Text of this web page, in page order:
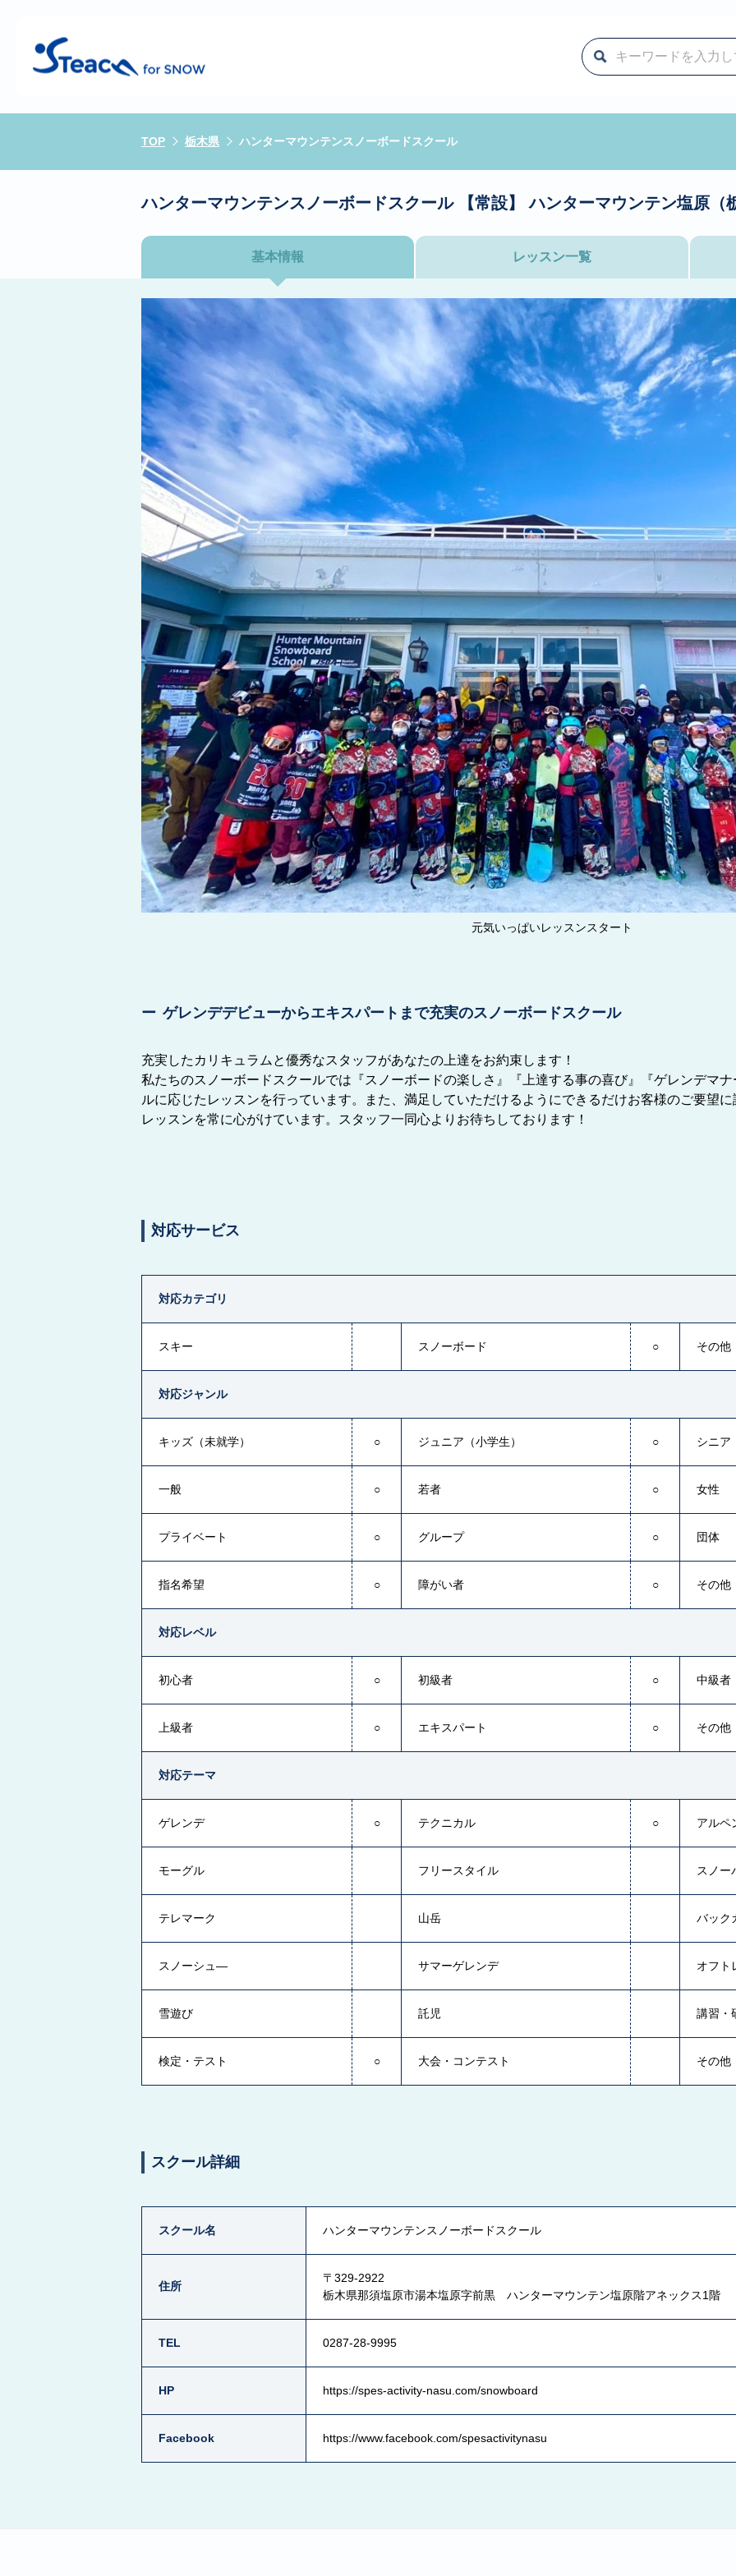
TOP 栃木県 ハンターマウンテンスノーボードスクール
ハンターマウンテンスノーボードスクール 【常設】ハンターマウンテン塩原（
基本情報 レッスン一覧
元気いっぱいレッスンスタート
ゲレンデデビューからエキスパートまで充実のスノーボードスクール
充実したカリキュラムと優秀なスタッフがあなたの上達をお約束します！
私たちのスノーボードスクールでは『スノーボードの楽しさ』『上達する事の喜び』『ゲレンデマ
ルに応じたレッスンを行っています。また、満足していただけるようにできるだけお客様のご要望
レッスンを常に心がけています。スタッフ一同心よりお待ちしております！
対応サービス
対応カテゴリ
スキー スノーボード ○ その他
対応ジャンル
キッズ（未就学） ○ ジュニア（小学生） ○ シニア
一般 ○ 若者 ○ 女性
プライベート ○ グループ ○ 団体
指名希望 ○ 障がい者 ○ その他
対応レベル
初心者 ○ 初級者 ○ 中級者
上級者 ○ エキスパート ○ その他
対応テーマ
ゲレンデ ○ テクニカル ○ アルペ
モーグル フリースタイル スノー
テレマーク 山岳 バック
スノーシュ― サマーゲレンデ オフト
雪遊び 託児 講習・
検定・テスト ○ 大会・コンテスト その他
スクール詳細
スクール名 ハンターマウンテンスノーボードスクール
住所
〒329-2922
栃木県那須塩原市湯本塩原字前黒 ハンターマウンテン塩原階アネックス1階
TEL 0287-28-9995
HP https://spes-activity-nasu.com/snowboard
Facebook https://www.facebook.com/spesactivitynasu